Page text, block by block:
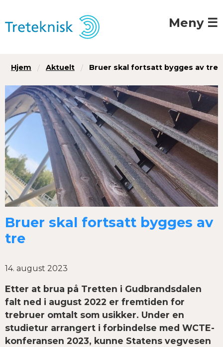
Meny ☰
Hjem Aktuelt Bruer skal fortsatt bygges av tre
Bruer skal fortsatt bygges av
tre
14. august 2023
Etter at brua på Tretten i Gudbrandsdalen
falt ned i august 2022 er fremtiden for
trebruer omtalt som usikker. Under en
studietur arrangert i forbindelse med WCTE-
konferansen 2023, kunne Statens vegvesen